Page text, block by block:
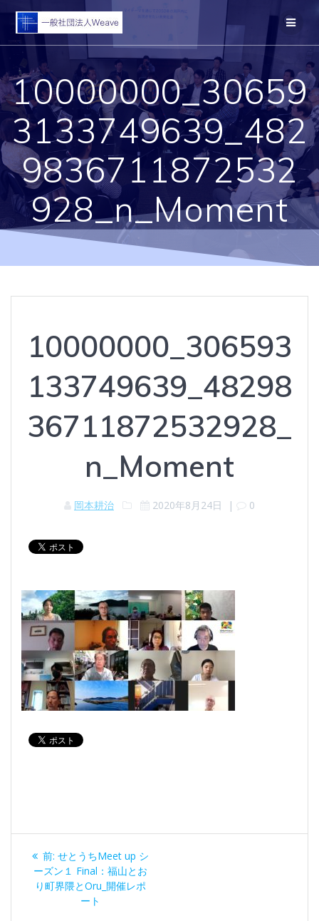
ン
へ
ス
キ
ッ
プ
10000000_30659
3133749639_482
9836711872532
928_n_Moment
10000000_306593
133749639_48298
36711872532928_
n_Moment
岡本耕治 2020年8月24日 | 0
投
稿
前: 過
去
の
せとうちMeet up シ
ーズン１ Final：福山とお
り町界隈とOru_開催レポ
ート